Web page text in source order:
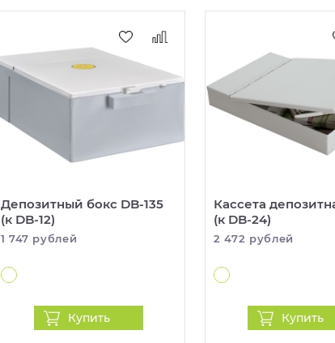
Депозитный бокс DB-135
(к DB-12)
1 747 рублей
Купить
Кассета
(к DB-24)
2 472 рублей
Купить